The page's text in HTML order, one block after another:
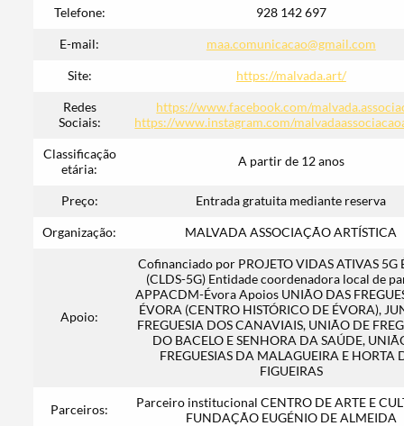
Telefone: 928 142 697
E-mail: maa.comunicacao@gmail.com
Site: https://malvada.art/
Redes
Sociais:
https://www.facebook.com/
https://www.instagram.com/
Classificação
etária:
A partir de 12 anos
Preço: Entrada gratuita mediante reserva
Organização: MALVADA ASSOCIAÇÃO ARTÍSTICA
Apoio:
Cofinanciado por PROJETO VIDAS ATIVAS 5G
(CLDS-5G) Entidade coordenadora local de
APPACDM-Évora Apoios UNIÃO DAS
ÉVORA (CENTRO HISTÓRICO DE ÉVORA),
FREGUESIA DOS CANAVIAIS, UNIÃO DE
DO BACELO E SENHORA DA SAÚDE,
FREGUESIAS DA MALAGUEIRA E HORTA
FIGUEIRAS
Parceiros:
Parceiro institucional CENTRO DE ARTE E
FUNDAÇÃO EUGÉNIO DE ALMEIDA